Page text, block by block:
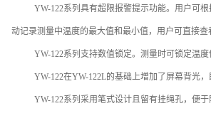
YW-122系列具有超限报警提示功能。用户可
动记录测量中温度的最大值和最小值，用户可直接查
YW-122系列支持数值锁定。测量时可锁定温
YW-122在YW-122L的基础上增加了屏幕背光
YW-122系列采用笔式设计且留有挂绳孔，便于